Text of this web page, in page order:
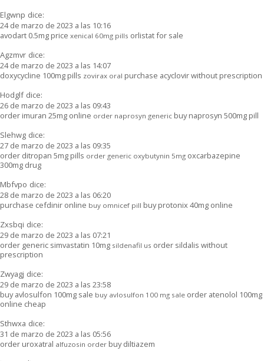
Elgwnp dice:
24 de marzo de 2023 a las 10:16
avodart 0.5mg price xenical 60mg pills orlistat for sale
Agzmvr dice:
24 de marzo de 2023 a las 14:07
doxycycline 100mg pills zovirax oral purchase acyclovir without prescription
Hodglf dice:
26 de marzo de 2023 a las 09:43
order imuran 25mg online order naprosyn generic buy naprosyn 500mg pill
Slehwg dice:
27 de marzo de 2023 a las 09:35
order ditropan 5mg pills order generic oxybutynin 5mg oxcarbazepine
300mg drug
Mbfvpo dice:
28 de marzo de 2023 a las 06:20
purchase cefdinir online buy omnicef pill buy protonix 40mg online
Zxsbqi dice:
29 de marzo de 2023 a las 07:21
order generic simvastatin 10mg sildenafil us order sildalis without
prescription
Zwyagj dice:
29 de marzo de 2023 a las 23:58
buy avlosulfon 100mg sale buy avlosulfon 100 mg sale order atenolol 100mg
online cheap
Sthwxa dice:
31 de marzo de 2023 a las 05:56
order uroxatral alfuzosin order buy diltiazem